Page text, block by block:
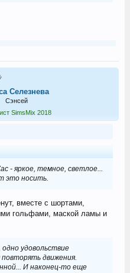
Селезнева
Сэнсей
SimsMix 2018
- яркое, темное, светлое...
это носить.
вместе с шортами,
гольфами, маской ламы и
одно удовольствие
движения.
И наконец-то еще